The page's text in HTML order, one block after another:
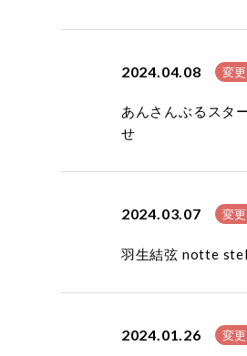
2024.04.08 変
あんさんぶるスタ
せ
2024.03.07 変
羽生結弦 notte
2024.01.26 変